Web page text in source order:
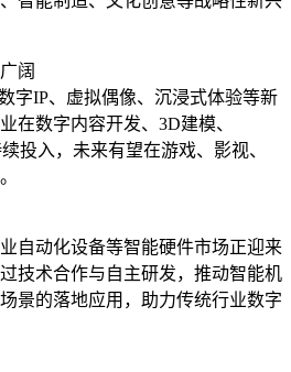
阔
字IP、虚拟偶像、沉浸式体验等新
在数字内容开发、3D建模、
投入，未来有望在游戏、影视、
自动化设备等智能硬件市场正迎来
技术合作与自主研发，推动智能机
景的落地应用，助力传统行业数字